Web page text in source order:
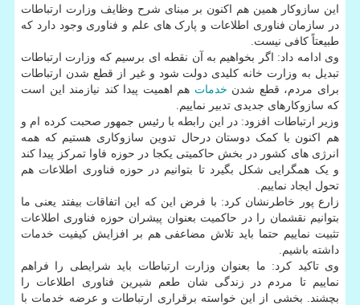
این سازوکار همین هم اکنون بر مبنای شرح وظایف وزارت ارتباطات
در سازمان فناوری اطلاعات و پارک های علم و فناوری وجود دارد که
طبیعتاً کافی نیست.
وی ادامه داد: اگر بخواهیم به آن نقطه ای برسیم که وزارت ارتباطات
تبدیل به وزارت خانه کلیدی دولت شود و غیر از قطع شدن ارتباطات
برای مردم، قطع شدن خدمات هم اهمیت پیدا کند نیازمند این است
که سازوکارهای جدیدی تدبیر نماییم.
وزیر ارتباطات افزود: در این رابطه با رئیس جمهور صحبت کرده ام و
هم اکنون با کمک دوستان درحال تدوین سازوکاری هستیم که همه
انرژی های کشور در بخش حاکمیتی یکجا در حوزه فاوا تمرکز پیدا کند
و یک همگرایی شکل بگیرد تا بتوانیم در حوزه فناوری اطلاعات هم
تحول ایجاد نماییم.
زارع پور خاطرنشان کرد: با فرض این که این اتفاقات بیفتد یعنی ما
بتوانیم نقشمان را در حاکمیت بعنوان پیشران حوزه فناوری اطلاعات
تثبیت نماییم حتما باید تلاش مضاعفی هم بر افزایش کیفیت خدمات
داشته باشیم.
وی تاکید کرد: ما بعنوان وزارت ارتباطات باید شرایطی را فراهم
نماییم تا مردم در زندگی شان طعم شیرین فناوری اطلاعات را
بچشند. بخشی از این خواسته برقراری ارتباطات و عرضه خدمات با